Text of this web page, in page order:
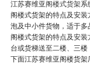
江苏赛维亚阁楼式货架系
阁楼式货架的特点及安
泡及中小件货物，适于
阁楼式货架的特点及安
台或货梯送至二楼、三楼
下面江苏赛维亚阁楼货